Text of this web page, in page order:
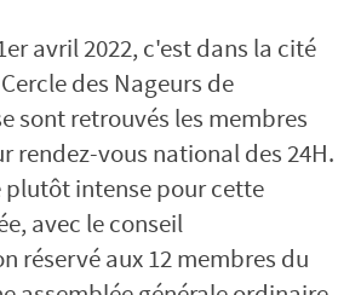
avril 2022, c'est dans la cité
des Nageurs de
sont retrouvés les membres
rendez-vous national des 24H.
intense pour cette
avec le conseil
réservé aux 12 membres du